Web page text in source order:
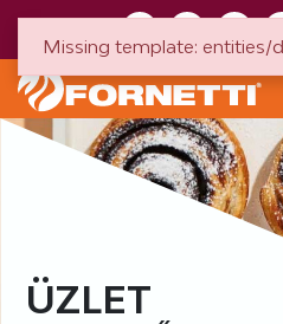
ÜZLET
Missing template: entities/